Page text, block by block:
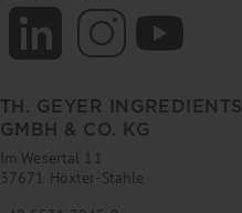
TH. GEYER INGREDIENTS
GMBH & CO. KG
Im Wesertal 11
37671 Höxter-Stahle